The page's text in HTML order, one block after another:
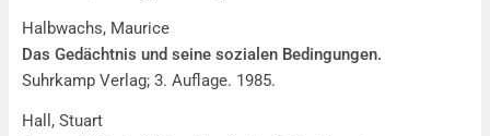
Halbwachs, Maurice
Das Gedächtnis und seine sozialen Bedingungen.
Suhrkamp Verlag; 3. Auflage. 1985.
Hall, Stuart